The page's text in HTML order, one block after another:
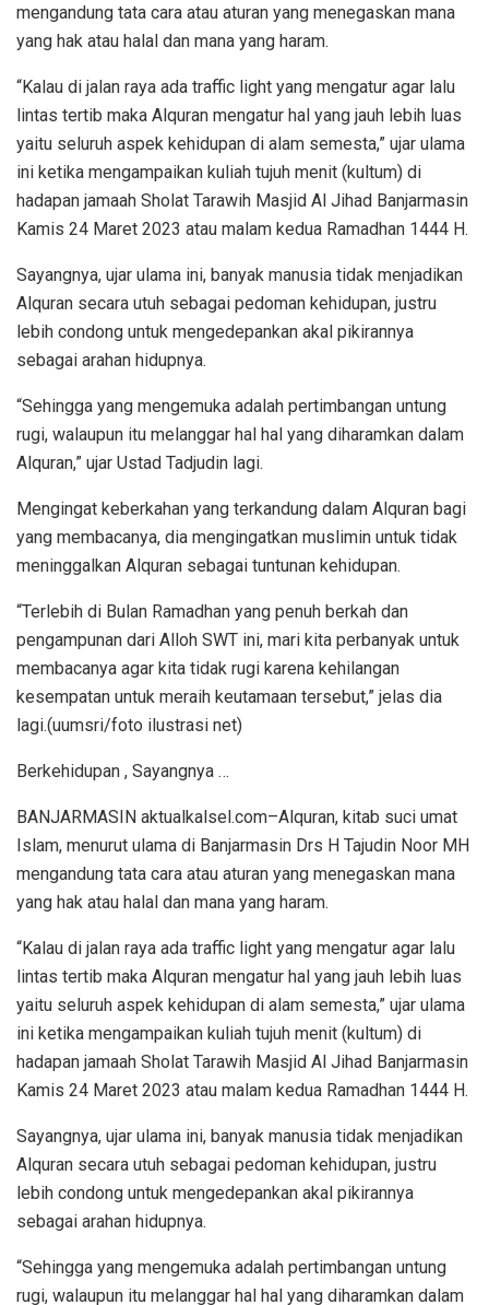
mengandung tata cara atau aturan yang menegaskan mana
yang hak atau halal dan mana yang haram.
“Kalau di jalan raya ada traffic light yang mengatur agar lalu
lintas tertib maka Alquran mengatur hal yang jauh lebih luas
yaitu seluruh aspek kehidupan di alam semesta,” ujar ulama
ini ketika mengampaikan kuliah tujuh menit (kultum) di
hadapan jamaah Sholat Tarawih Masjid Al Jihad Banjarmasin
Kamis 24 Maret 2023 atau malam kedua Ramadhan 1444 H.
Sayangnya, ujar ulama ini, banyak manusia tidak menjadikan
Alquran secara utuh sebagai pedoman kehidupan, justru
lebih condong untuk mengedepankan akal pikirannya
sebagai arahan hidupnya.
“Sehingga yang mengemuka adalah pertimbangan untung
rugi, walaupun itu melanggar hal hal yang diharamkan dalam
Alquran,” ujar Ustad Tadjudin lagi.
Mengingat keberkahan yang terkandung dalam Alquran bagi
yang membacanya, dia mengingatkan muslimin untuk tidak
meninggalkan Alquran sebagai tuntunan kehidupan.
“Terlebih di Bulan Ramadhan yang penuh berkah dan
pengampunan dari Alloh SWT ini, mari kita perbanyak untuk
membacanya agar kita tidak rugi karena kehilangan
kesempatan untuk meraih keutamaan tersebut,” jelas dia
lagi.(uumsri/foto ilustrasi net)
Berkehidupan , Sayangnya …
BANJARMASIN aktualkalsel.com–Alquran, kitab suci umat
Islam, menurut ulama di Banjarmasin Drs H Tajudin Noor MH
mengandung tata cara atau aturan yang menegaskan mana
yang hak atau halal dan mana yang haram.
“Kalau di jalan raya ada traffic light yang mengatur agar lalu
lintas tertib maka Alquran mengatur hal yang jauh lebih luas
yaitu seluruh aspek kehidupan di alam semesta,” ujar ulama
ini ketika mengampaikan kuliah tujuh menit (kultum) di
hadapan jamaah Sholat Tarawih Masjid Al Jihad Banjarmasin
Kamis 24 Maret 2023 atau malam kedua Ramadhan 1444 H.
Sayangnya, ujar ulama ini, banyak manusia tidak menjadikan
Alquran secara utuh sebagai pedoman kehidupan, justru
lebih condong untuk mengedepankan akal pikirannya
sebagai arahan hidupnya.
“Sehingga yang mengemuka adalah pertimbangan untung
rugi, walaupun itu melanggar hal hal yang diharamkan dalam